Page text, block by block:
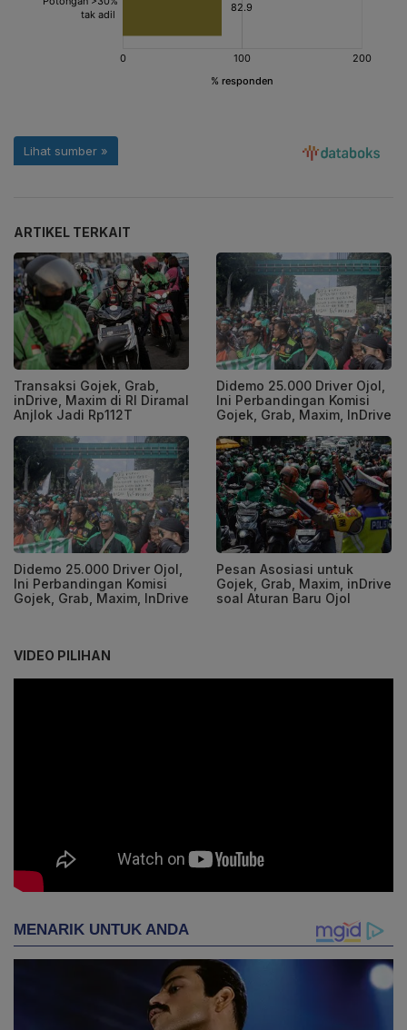
ARTIKEL TERKAIT
Transaksi Gojek, Grab,
inDrive, Maxim di RI Diramal
Anjlok Jadi Rp112T
Didemo 25.000 Driver Ojol,
Ini Perbandingan Komisi
Gojek, Grab, Maxim, InDrive
Didemo 25.000 Driver Ojol,
Ini Perbandingan Komisi
Gojek, Grab, Maxim, InDrive
Pesan Asosiasi untuk
Gojek, Grab, Maxim, inDrive
soal Aturan Baru Ojol
VIDEO PILIHAN